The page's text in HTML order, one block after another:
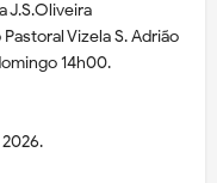
J.S.Oliveira
Vizela S. Adrião
14h00.